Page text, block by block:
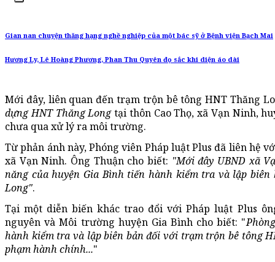
Gian nan chuyện thăng hạng nghề nghiệp của một bác sỹ ở Bệnh viện Bạch Mai
Hương Ly, Lê Hoàng Phương, Phan Thu Quyên đọ sắc khi diện áo dài
Mới đây, liên quan đến trạm trộn bê tông HNT Thăng
dựng HNT Thăng Longtại thôn Cao Thọ, xã Vạn Ninh,
chưa qua xử lý ra môi trường.
Từ phản ánh này, Phóng viên Pháp luật Plus đã liên hệ
xã Vạn Ninh. Ông Thuận cho biết: "Mới đây UBND xã
năng của huyện Gia Bình tiến hành kiểm tra và lập
Long".
Tại một diễn biến khác trao đổi với Pháp luật Plus
nguyên và Môi trường huyện Gia Bình cho biết: "
hành kiểm tra và lập biên bản đối với trạm trộn bê tông
phạm hành chính..."